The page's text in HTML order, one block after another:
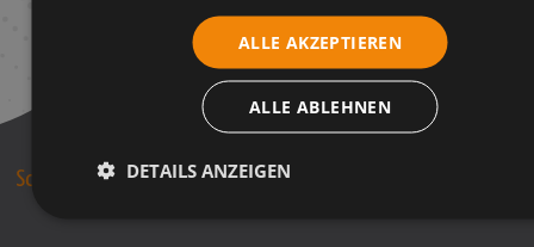
ALLE AKZEPTIEREN
ALLE ABLEHNEN
DETAILS ANZEIGEN